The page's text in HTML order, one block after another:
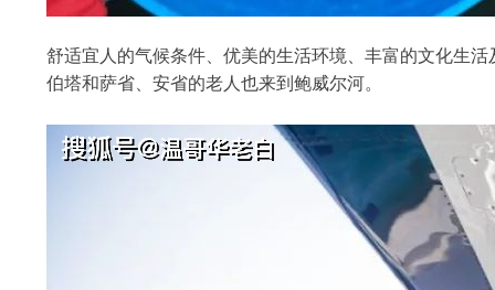
舒适宜人的气候条件、优美的生活环境、丰富的文化生
伯塔和萨省、安省的老人也来到鲍威尔河。